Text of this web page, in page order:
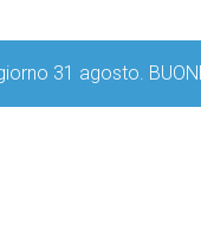
31 agosto.